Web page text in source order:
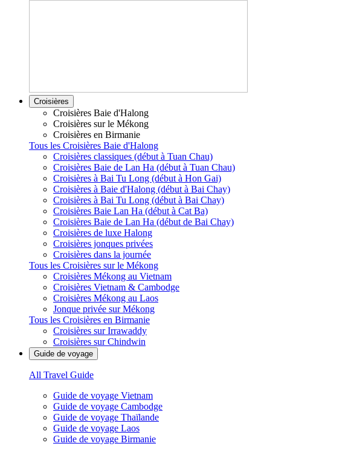
Croisières
Croisières Baie d'Halong
Croisières sur le Mékong
Croisières en Birmanie
Tous les Croisières Baie d'Halong
Croisières classiques (début à Tuan Chau)
Croisières Baie de Lan Ha (début à Tuan Chau)
Croisières à Bai Tu Long (début à Hon Gai)
Croisières à Baie d'Halong (début à Bai Chay)
Croisières à Bai Tu Long (début à Bai Chay)
Croisières Baie Lan Ha (début à Cat Ba)
Croisières Baie de Lan Ha (début de Bai Chay)
Croisières de luxe Halong
Croisières jonques privées
Croisières dans la journée
Tous les Croisières sur le Mékong
Croisières Mékong au Vietnam
Croisières Vietnam & Cambodge
Croisières Mékong au Laos
Jonque privée sur Mékong
Tous les Croisières en Birmanie
Croisières sur Irrawaddy
Croisières sur Chindwin
Guide de voyage
All Travel Guide
Guide de voyage Vietnam
Guide de voyage Cambodge
Guide de voyage Thaïlande
Guide de voyage Laos
Guide de voyage Birmanie